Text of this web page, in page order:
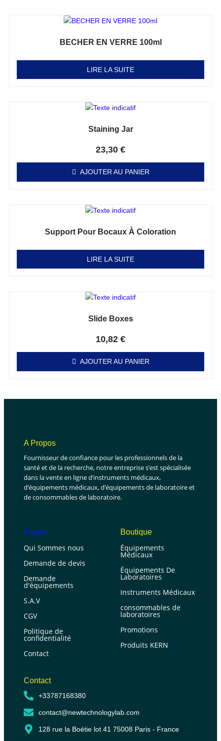
BECHER EN VERRE 100ml
LIRE LA SUITE
Staining Jar
23,30 €
AJOUTER AU PANIER
Support Pour Bocaux À Coloration
LIRE LA SUITE
Slide Boxes
10,82 €
AJOUTER AU PANIER
A Propos
Fournisseur de confiance pour les professionnels de la
santé et de la recherche, notre entreprise s’est spécialisée
dans la vente en ligne d’instruments médicaux,
d’équipements médicaux, d’équipements de laboratoire et
de consommables de laboratoire.
Pages
Qui Sommes nous
Demande de devis
Demande
d'équipements
S.A.V
CGV
Politique de
confidentialité
Contact
Boutique
Équipements
Médicaux
Équipements De
Laboratoires
Instruments Médicaux
consommables de
laboratoires
Promotions
Produits KERN
Contact
+33787168380
contact@newtechnologylab.com
128 rue la Boétie lot 41 75008 Paris - France